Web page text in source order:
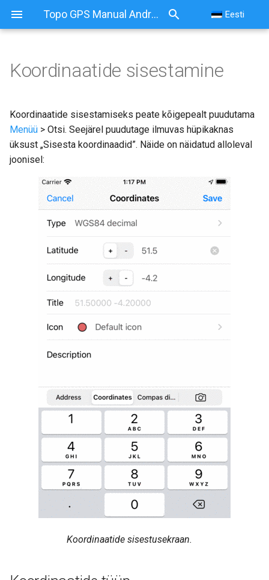
Topo GPS Manual Android Eesti
Koordinaatide tüüp
Koordinaatide sisestamine
Koordinaatide loendi
sisestamine
Koordinaatide sisestamine
Koordinaatide sisestamiseks peate kõigepealt puudutama
Menüü > Otsi. Seejärel puudutage ilmuvas hüpikaknas
üksust „Sisesta koordinaadid”. Näide on näidatud alloleval
joonisel:
Koordinaatide sisestusekraan.